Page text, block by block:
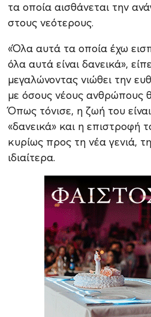
τα οποία αισθάνεται την
στους νεότερους.
«Όλα αυτά τα οποία έχω
όλα αυτά είναι δανεικά»,
μεγαλώνοντας νιώθει την
με όσους νέους ανθρώπους
Όπως τόνισε, η ζωή του
«δανεικά» και η επιστροφή
κυρίως προς τη νέα γενιά,
ιδιαίτερα.